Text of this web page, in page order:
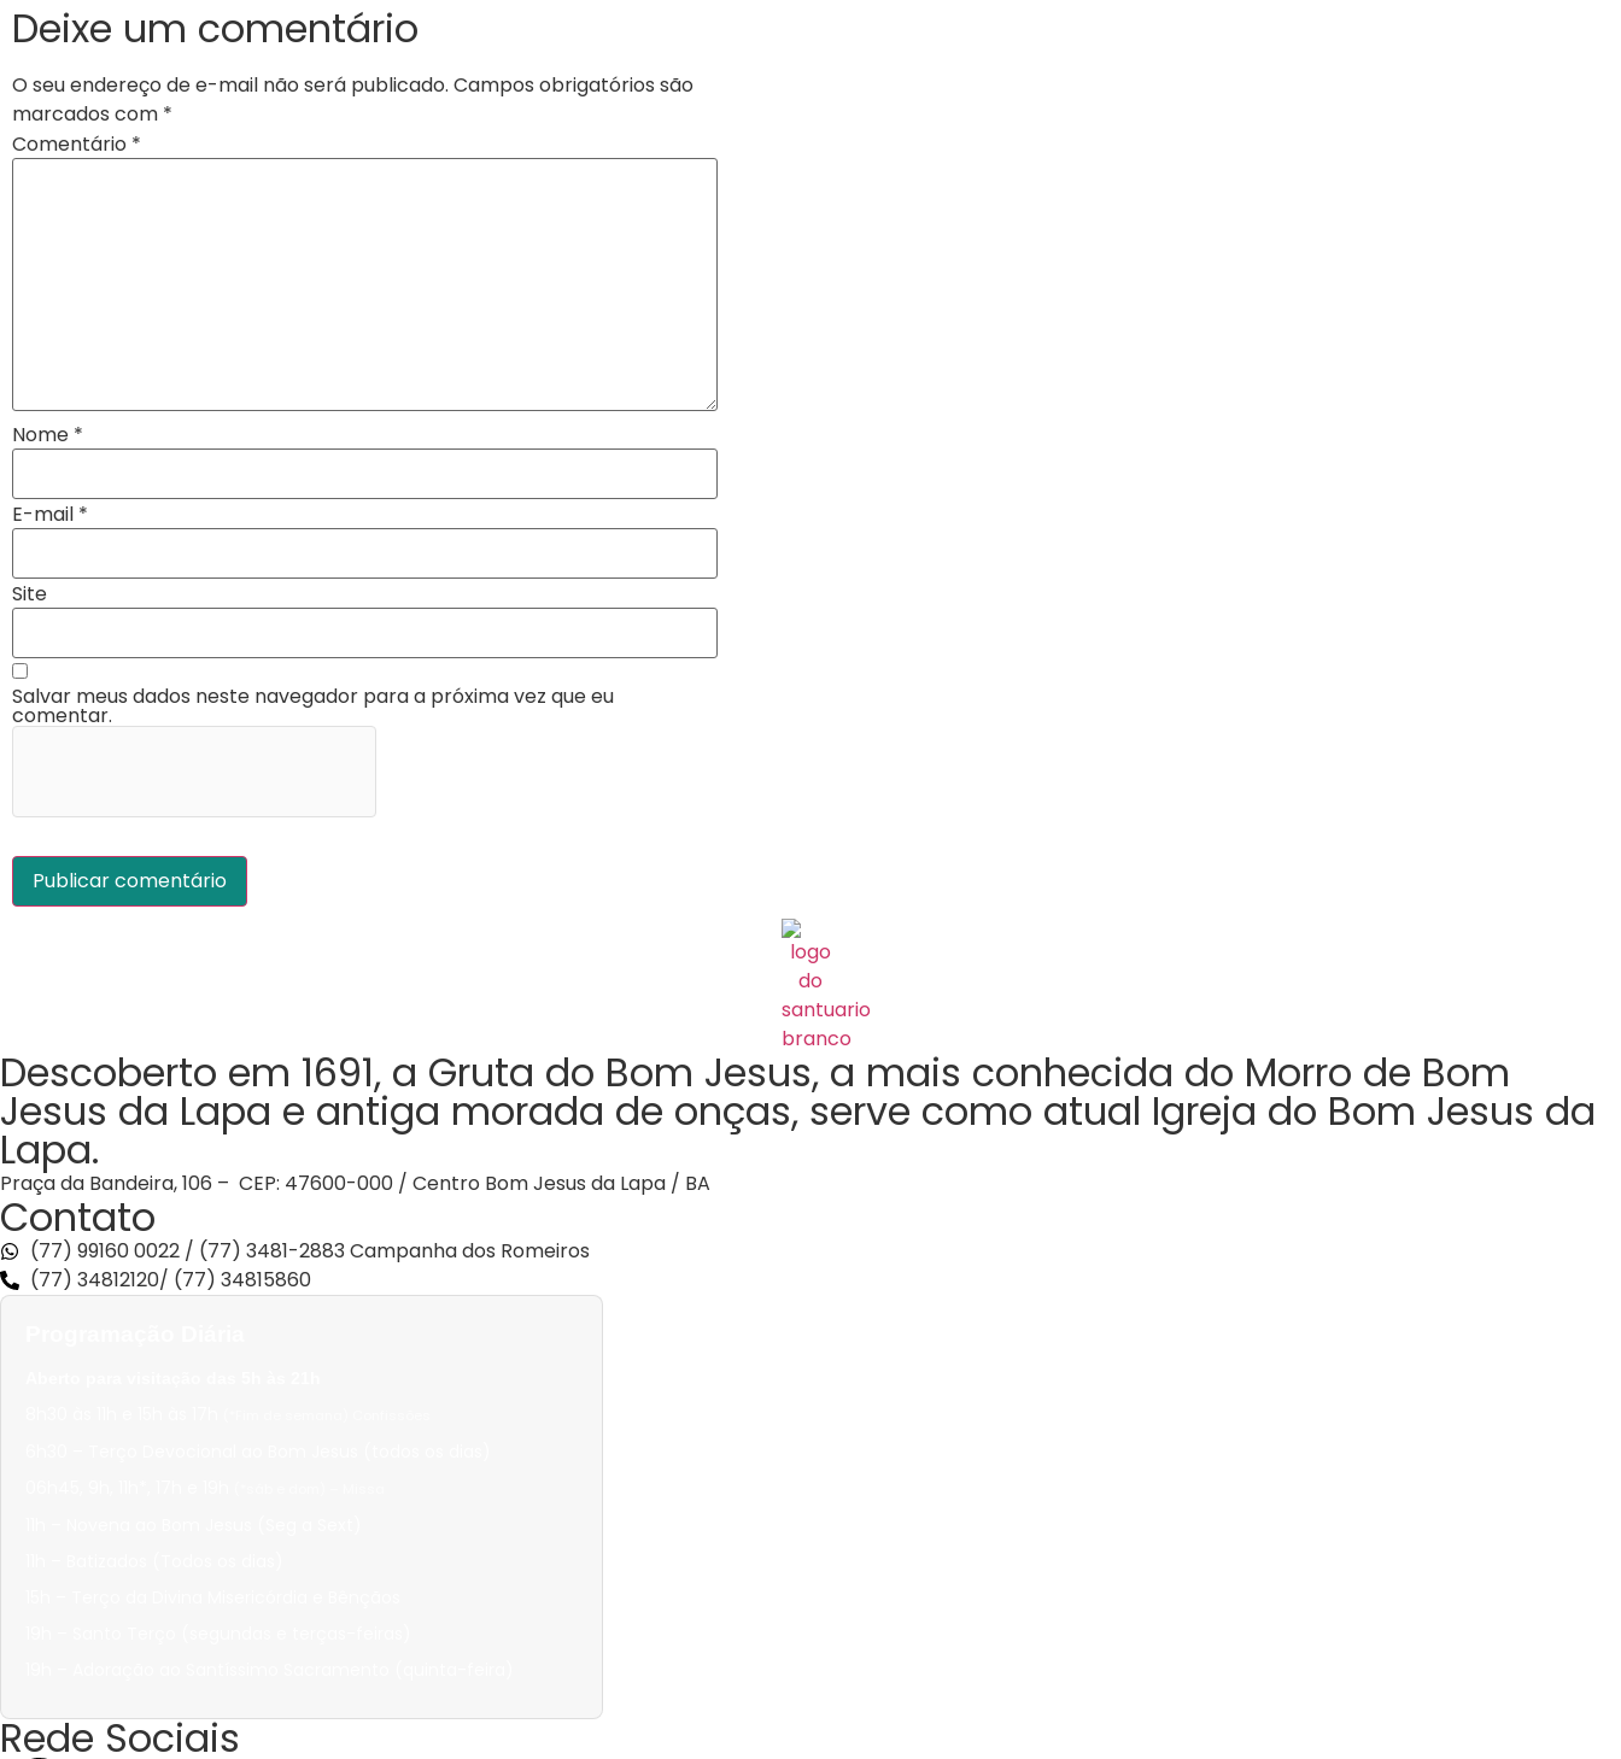
Deixe um comentário
O seu endereço de e-mail não será publicado. Campos obrigatórios são
marcados com *
Comentário *
Nome *
E-mail *
Site
Salvar meus dados neste navegador para a próxima vez que eu
comentar.
Descoberto em 1691, a Gruta do Bom Jesus, a mais conhecida do Morro de Bom
Jesus da Lapa e antiga morada de onças, serve como atual Igreja do Bom Jesus da
Lapa.
Praça da Bandeira, 106 – CEP: 47600-000 / Centro Bom Jesus da Lapa / BA
Contato
(77) 99160 0022 / (77) 3481-2883 Campanha dos Romeiros
(77) 34812120/ (77) 34815860
Rede Sociais